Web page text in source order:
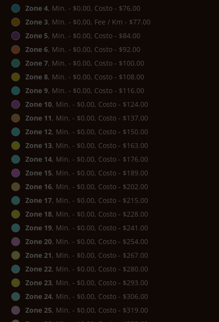
Zone 4, Min. - $0.00, Costo - $76.00
Zone 3, Min. - $0.00, Fee / Km - $77.00
Zone 5, Min. - $0.00, Costo - $84.00
Zone 6, Min. - $0.00, Costo - $92.00
Zone 7, Min. - $0.00, Costo - $100.00
Zone 8, Min. - $0.00, Costo - $108.00
Zone 9, Min. - $0.00, Costo - $116.00
Zone 10, Min. - $0.00, Costo - $124.00
Zone 11, Min. - $0.00, Costo - $137.00
Zone 12, Min. - $0.00, Costo - $150.00
Zone 13, Min. - $0.00, Costo - $163.00
Zone 14, Min. - $0.00, Costo - $176.00
Zone 15, Min. - $0.00, Costo - $189.00
Zone 16, Min. - $0.00, Costo - $202.00
Zone 17, Min. - $0.00, Costo - $215.00
Zone 18, Min. - $0.00, Costo - $228.00
Zone 19, Min. - $0.00, Costo - $241.00
Zone 20, Min. - $0.00, Costo - $254.00
Zone 21, Min. - $0.00, Costo - $267.00
Zone 22, Min. - $0.00, Costo - $280.00
Zone 23, Min. - $0.00, Costo - $293.00
Zone 24, Min. - $0.00, Costo - $306.00
Zone 25, Min. - $0.00, Costo - $319.00